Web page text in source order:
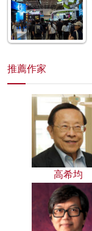
推薦作家
高希均